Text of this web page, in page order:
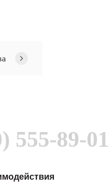
555-89-01